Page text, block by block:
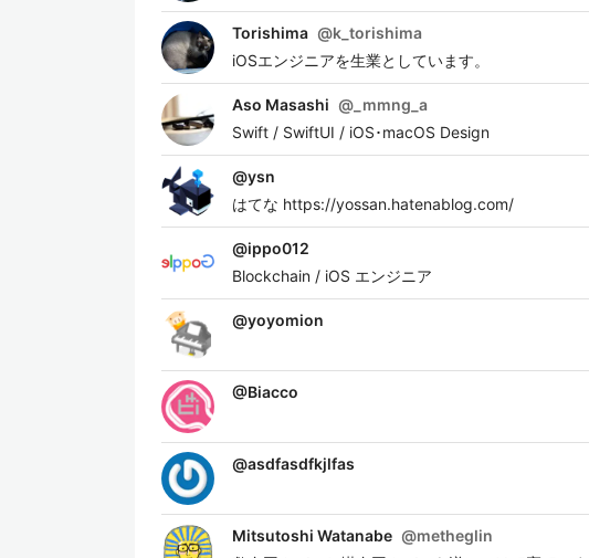
Torishima @k_torishima
iOSエンジニアを生業としています。
Aso Masashi @ _mmng_a
Swift / SwiftUI / iOS･macOS Design
@ysn
はてな https://yossan.hatenablog.com/
@ippo012
Blockchain / iOS エンジニア
@yoyomion
@Biacco
@asdfasdfkjlfas
Mitsutoshi Watanabe @metheglin